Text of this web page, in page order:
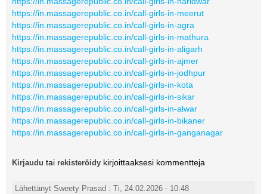
https://in.massagerepublic.co.in/call-girls-in-meerut
https://in.massagerepublic.co.in/call-girls-in-agra
https://in.massagerepublic.co.in/call-girls-in-mathura
https://in.massagerepublic.co.in/call-girls-in-aligarh
https://in.massagerepublic.co.in/call-girls-in-ajmer
https://in.massagerepublic.co.in/call-girls-in-jodhpur
https://in.massagerepublic.co.in/call-girls-in-kota
https://in.massagerepublic.co.in/call-girls-in-sikar
https://in.massagerepublic.co.in/call-girls-in-alwar
https://in.massagerepublic.co.in/call-girls-in-bikaner
https://in.massagerepublic.co.in/call-girls-in-ganganagar
Kirjaudu tai rekisteröidy kirjoittaaksesi kommentteja
Lähettänyt Sweety Prasad : Ti, 24.02.2026 - 10:48